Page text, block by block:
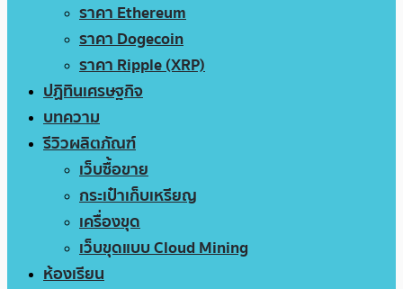
ราคา Ethereum
ราคา Dogecoin
ราคา Ripple (XRP)
ปฏิทินเศรษฐกิจ
บทความ
รีวิวผลิตภัณฑ์
เว็บซื้อขาย
กระเป๋าเก็บเหรียญ
เครื่องขุด
เว็บขุดแบบ Cloud Mining
ห้องเรียน